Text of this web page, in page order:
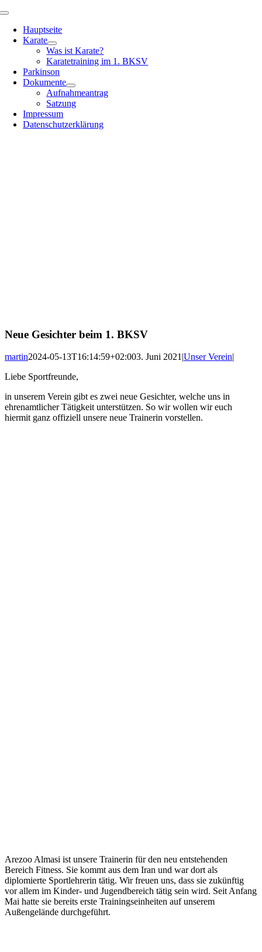
Zum
springen
Toggle
NavigationHauptseite
Karate
Was ist Karate?
Karatetraining im 1. BKSV
Parkinson
Dokumente
Aufnahmeantrag
Satzung
Impressum
Datenschutzerklärung
Neue Gesichter beim 1. BKSV
martin2024-05-13T16:14:59+02:003. Juni 2021|Unser Verein|
Liebe Sportfreunde,
in unserem Verein gibt es zwei neue Gesichter, welche uns in
ehrenamtlicher Tätigkeit unterstützen. So wir wollen wir euch
hiermit ganz offiziell unsere neue Trainerin vorstellen.
Arezoo Almasi ist unsere Trainerin für den neu entstehenden
Bereich Fitness. Sie kommt aus dem Iran und war dort als
diplomierte Sportlehrerin tätig. Wir freuen uns, dass sie zukünftig
vor allem im Kinder- und Jugendbereich tätig sein wird. Seit Anfang
Mai hatte sie bereits erste Trainingseinheiten auf unserem
Außengelände durchgeführt.